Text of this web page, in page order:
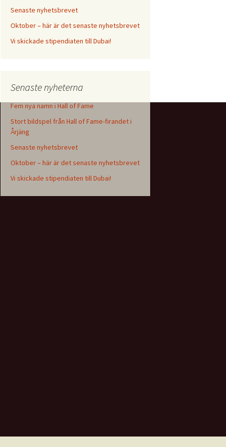
Senaste nyhetsbrevet
Oktober – här är det senaste nyhetsbrevet
Vi skickade stipendiaten till Dubai!
Senaste nyheterna
Fem nya namn i Hall of Fame
Stort bildspel från Hall of Fame-firandet i
Årjäng
Senaste nyhetsbrevet
Oktober – här är det senaste nyhetsbrevet
Vi skickade stipendiaten till Dubai!